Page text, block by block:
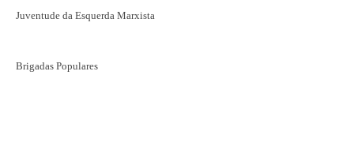
Juventude da Esquerda Marxista
Brigadas Populares